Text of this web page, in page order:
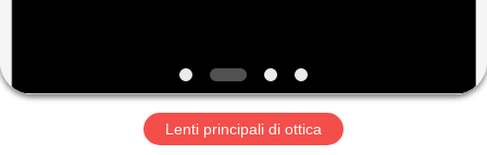
NOI
Lenti principali di ottica